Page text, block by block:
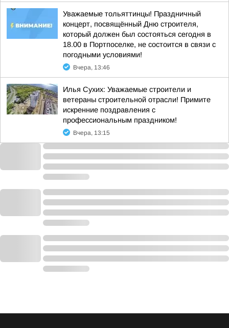
Уважаемые тольяттинцы! Праздничный
концерт, посвящённый Дню строителя,
который должен был состояться сегодня в
18.00 в Портпоселке, не состоится в связи с
погодными условиями!
Вчера, 13:46
Илья Сухих: Уважаемые строители и
ветераны строительной отрасли! Примите
искренние поздравления с
профессиональным праздником!
Вчера, 13:15